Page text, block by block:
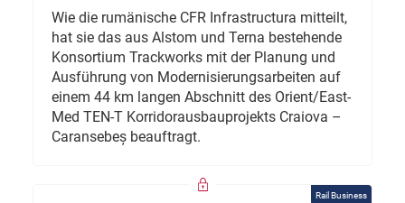
Wie die rumänische CFR Infrastructura mitteilt,
hat sie das aus Alstom und Terna bestehende
Konsortium Trackworks mit der Planung und
Ausführung von Modernisierungsarbeiten auf
einem 44 km langen Abschnitt des Orient/East-
Med TEN-T Korridorausbauprojekts Craiova –
Caransebeș beauftragt.
Rail Business